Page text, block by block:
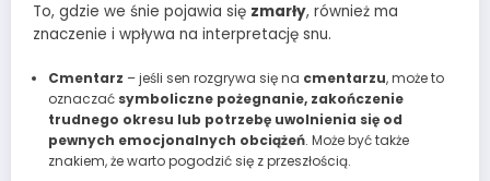
To, gdzie we śnie pojawia się zmarły, również ma
znaczenie i wpływa na interpretację snu.
Cmentarz – jeśli sen rozgrywa się na cmentarzu, może to
oznaczać symboliczne pożegnanie, zakończenie
trudnego okresu lub potrzebę uwolnienia się od
pewnych emocjonalnych obciążeń. Może być także
znakiem, że warto pogodzić się z przeszłością.